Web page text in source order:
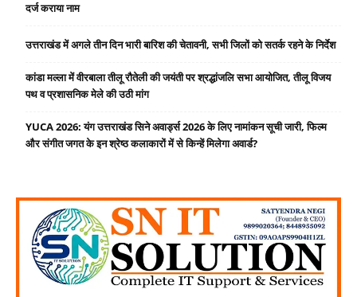
दर्ज कराया नाम
उत्तराखंड में अगले तीन दिन भारी बारिश की चेतावनी, सभी जिलों को सतर्क रहने के निर्देश
कांडा मल्ला में वीरबाला तीलू रौतेली की जयंती पर श्रद्धांजलि सभा आयोजित, तीलू विजय
पथ व प्रशासनिक मेले की उठी मांग
YUCA 2026: यंग उत्तराखंड सिने अवार्ड्स 2026 के लिए नामांकन सूची जारी, फिल्म
और संगीत जगत के इन श्रेष्ठ कलाकारों में से किन्हें मिलेगा अवार्ड?